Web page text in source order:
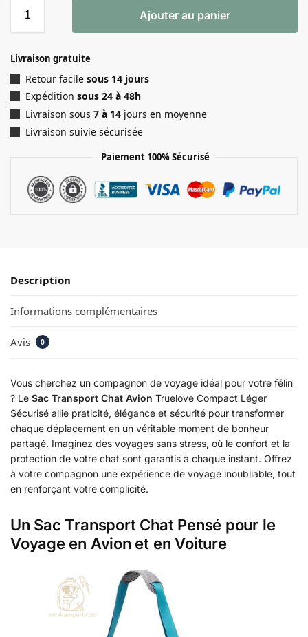
Ajouter au panier
Livraison gratuite
Retour facile sous 14 jours
Expédition sous 24 à 48h
Livraison sous 7 à 14 jours en moyenne
Livraison suivie sécurisée
Paiement 100% Sécurisé
Description
Informations complémentaires
Avis 0
Vous cherchez un compagnon de voyage idéal pour votre félin
? Le Sac Transport Chat Avion Truelove Compact Léger
Sécurisé allie praticité, élégance et sécurité pour transformer
chaque déplacement en un véritable moment de bonheur
partagé. Imaginez des voyages sans stress, où le confort et la
protection de votre chat sont garantis à chaque instant. Offrez
à votre compagnon une expérience de voyage inoubliable, tout
en renforçant votre complicité.
Un Sac Transport Chat Pensé pour le
Voyage en Avion et en Voiture